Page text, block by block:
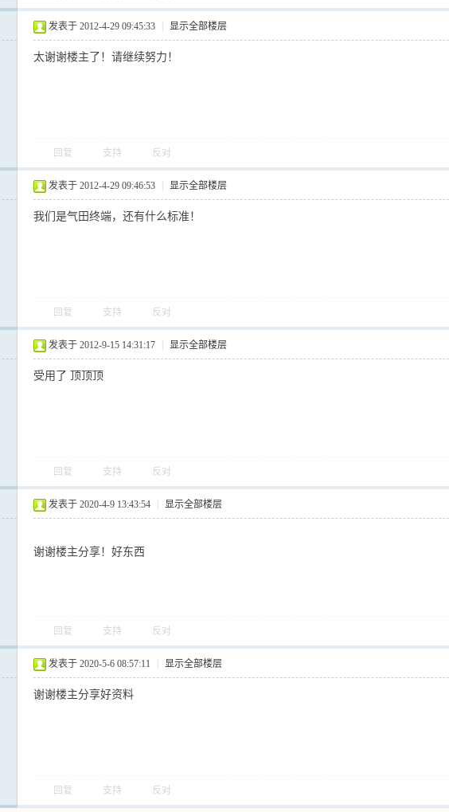
发表于 2012-4-29 09:45:33 显示全部楼层
太谢谢楼主了！请继续努力！
回复 支持 反对
发表于 2012-4-29 09:46:53 显示全部楼层
我们是气田终端，还有什么标准！
回复 支持 反对
发表于 2012-9-15 14:31:17 显示全部楼层
受用了 顶顶顶
回复 支持 反对
发表于 2020-4-9 13:43:54 显示全部楼层
谢谢楼主分享！好东西
回复 支持 反对
发表于 2020-5-6 08:57:11 显示全部楼层
谢谢楼主分享好资料
回复 支持 反对